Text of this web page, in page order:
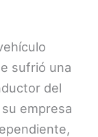
sufrió una
del
empresa